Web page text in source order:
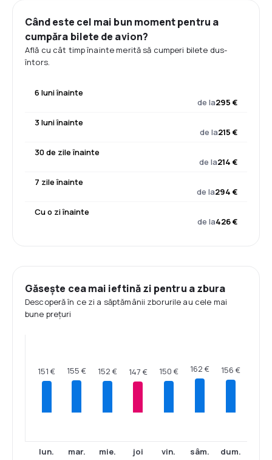
Când este cel mai bun moment pentru a
cumpăra bilete de avion?
Află cu cât timp înainte merită să cumperi bilete dus-
întors.
6 luni înainte
de la295 €
3 luni înainte
de la215 €
30 de zile înainte
de la214 €
7 zile înainte
de la294 €
Cu o zi înainte
de la426 €
Găsește cea mai ieftină zi pentru a zbura
Descoperă în ce zi a săptămânii zborurile au cele mai
bune prețuri
151 €
lun.
155 €
mar.
152 €
mie.
147 €
joi
150 €
vin.
162 €
sâm.
156 €
dum.